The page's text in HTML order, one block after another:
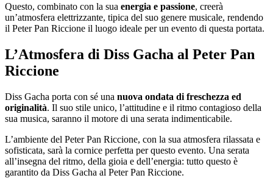
Questo, combinato con la sua energia e passione, creerà
un’atmosfera elettrizzante, tipica del suo genere musicale, rendendo
il Peter Pan Riccione il luogo ideale per un evento di questa portata.
L’Atmosfera di Diss Gacha al Peter Pan
Riccione
Diss Gacha porta con sé una nuova ondata di freschezza ed
originalità. Il suo stile unico, l’attitudine e il ritmo contagioso della
sua musica, saranno il motore di una serata indimenticabile.
L’ambiente del Peter Pan Riccione, con la sua atmosfera rilassata e
sofisticata, sarà la cornice perfetta per questo evento. Una serata
all’insegna del ritmo, della gioia e dell’energia: tutto questo è
garantito da Diss Gacha al Peter Pan Riccione.